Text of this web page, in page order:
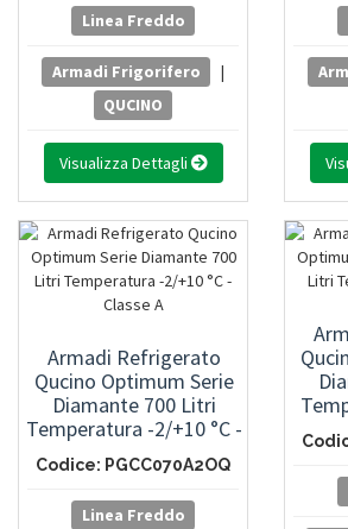
Linea Freddo
Armadi Frigorifero
|
QUCINO
Visualizza Dettagli
Armadi Refrigerato
Qucino Optimum Serie
Diamante 700 Litri
Temperatura -2/+10 °C -
Classe A
Codice: PGCC070A2OQ
Linea Freddo